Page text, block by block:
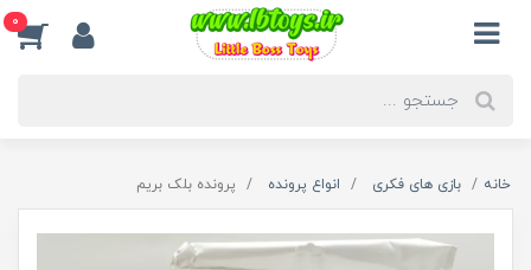
0
خانه بازی های فکری انواع پرونده پرونده بلک بریم